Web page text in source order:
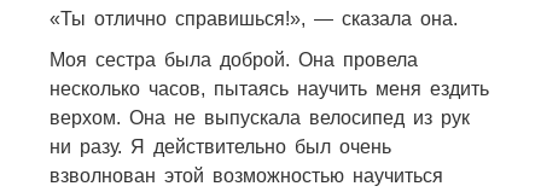
«Ты отлично справишься!», — сказала она.
Моя сестра была доброй. Она провела
несколько часов, пытаясь научить меня ездить
верхом. Она не выпускала велосипед из рук
ни разу. Я действительно был очень
взволнован этой возможностью научиться